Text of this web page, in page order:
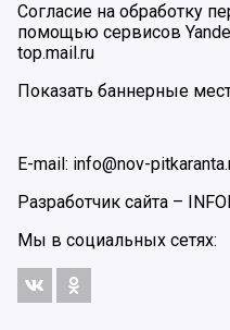
Согласие на обработку
помощью сервисов
top.mail.ru
Показать баннерные
E-mail: info@nov-
Разработчик сайта –
Мы в социальных сетях: